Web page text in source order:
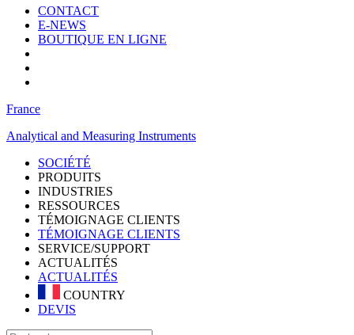
CONTACT
E-NEWS
BOUTIQUE EN LIGNE
France
Analytical and Measuring Instruments
SOCIÉTÉ
PRODUITS
INDUSTRIES
RESSOURCES
TÉMOIGNAGE CLIENTS
TÉMOIGNAGE CLIENTS
SERVICE/SUPPORT
ACTUALITÉS
ACTUALITÉS
COUNTRY
DEVIS